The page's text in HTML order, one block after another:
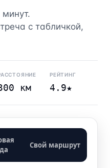
с табличкой,
км
РЕЙТИНГ
4.9★
Свой маршрут